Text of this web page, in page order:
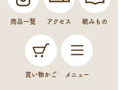
商品一覧 アクセス 読みもの
買い物かご メニュー